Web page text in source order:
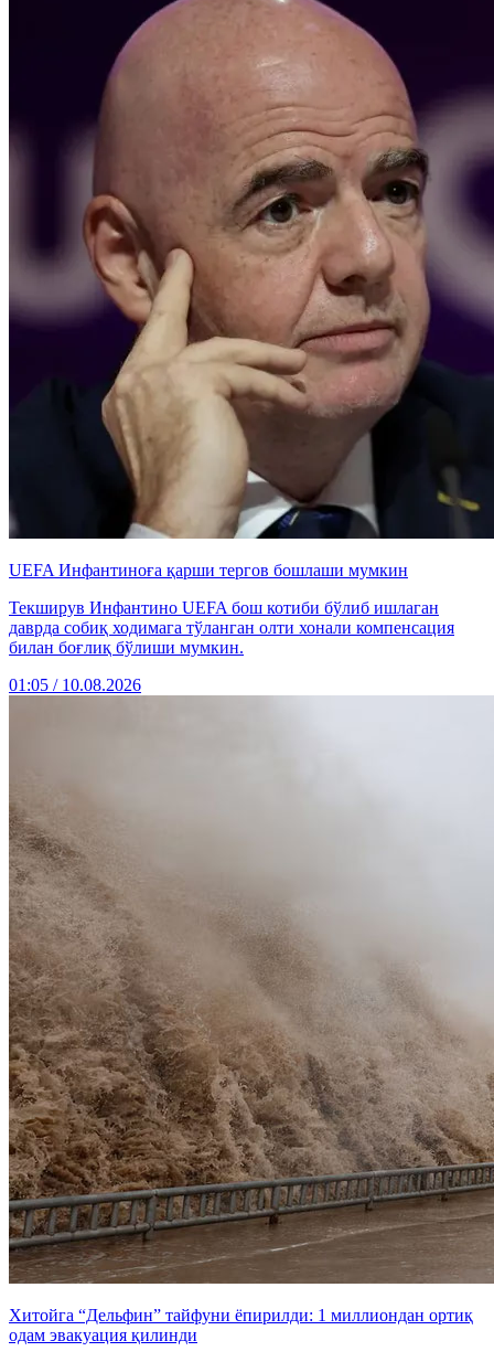
UEFA Инфантиноға қарши тергов бошлаши мумкин
Текширув Инфантино UEFA бош котиби бўлиб ишлаган
даврда собиқ ходимага тўланган олти хонали компенсация
билан боғлиқ бўлиши мумкин.
01:05 / 10.08.2026
Хитойга “Дельфин” тайфуни ёпирилди: 1 миллиондан ортиқ
одам эвакуация қилинди